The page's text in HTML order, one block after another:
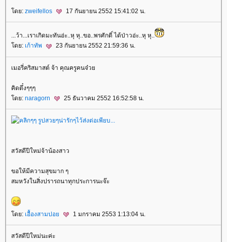
ดย: zweifellos 17 กันยายน 2552 15:41:02 น.
...ว้า...เราเกิดมะทันอ่ะ..หุ หุ..ขอ..พรศักดิ์ ได้ป่าวอ่ะ..หุ หุ..
ดย: เก้าทัพ 23 กันยายน 2552 21:59:36 น.
เมอรี่คริสมาสต์ จ้า คุณครูคนจ๋ว
คิดตึ๋งๆๆๆ
ดย: naragorn 25 ธันวาคม 2552 16:52:58 น.
สวัสดีปีใหม่จ้าน้องสาว
ขอให้มีความสุขมาก ๆ
สมหวังในสิ่งปรารถนาทุกประการนะจ๊ะ
ดย: เอื้องสามปอ 1 มกราคม 2553 1:13:04 น.
สวัสดีปีใหม่นะค่ะ